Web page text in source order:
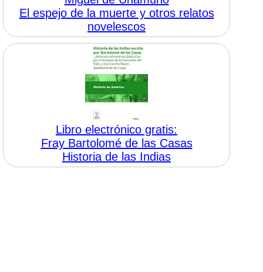
El espejo de la muerte y otros relatos
novelescos
Libro electrónico gratis:
Fray Bartolomé de las Casas
Historia de las Indias